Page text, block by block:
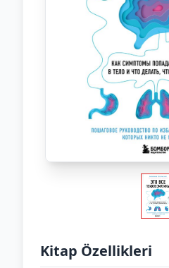
Kitap Özellikleri